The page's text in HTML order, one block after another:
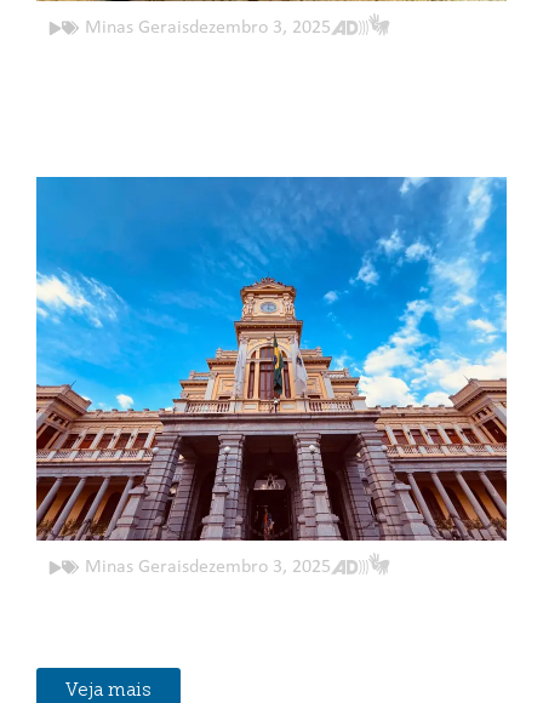
Minas Geraisdezembro 3, 2025
Minas Geraisdezembro 3, 2025
Veja mais